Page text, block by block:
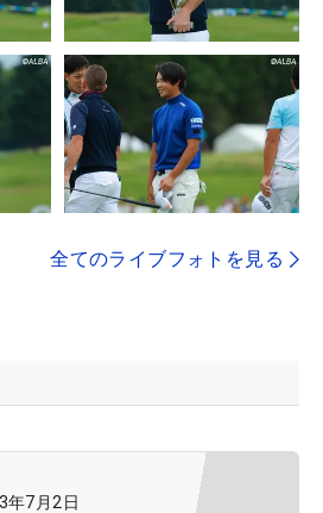
全てのライブフォトを見る
年7月2日